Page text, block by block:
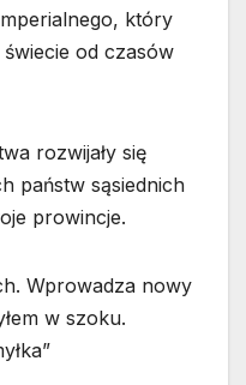
który
od czasów
rozwijały się
państw sąsiednich
prowincje.
Wprowadza nowy
w szoku.